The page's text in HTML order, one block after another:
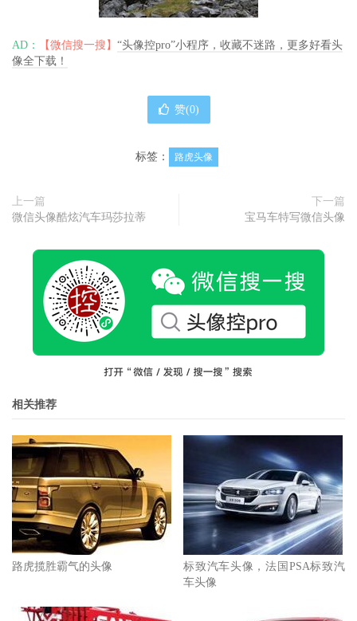
AD： 【微信搜一搜】 “头像控pro”小程序，收藏不迷路，更多好看头
像全下载！
赞(0)
标签： 路虎头像
上一篇
微信头像酷炫汽车玛莎拉蒂
下一篇
宝马车特写微信头像
相关推荐
路虎揽胜霸气的头像
标致汽车头像，法国PSA标致汽
车头像